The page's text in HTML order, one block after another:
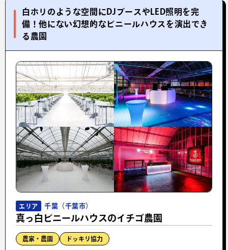
白ホリのような空間にDJブースやLED照明を完
備！他にない幻想的なビニールハウスを演出でき
る農園
エリア 千葉（千葉市）
真っ白ビニールハウスのイチゴ農園
農家・農園 ドッキリ協力